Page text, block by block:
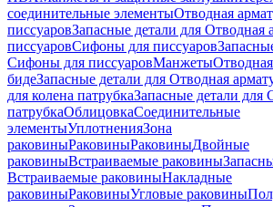
соединительные элементыОтводная
писсуаровЗапасные детали для Отводная
писсуаровCифоны для писсуаров
Cифоны для писсуаровМанжеты
бидеЗапасные детали для Отводная
для колена патрубкаЗапасные детали для
патрубкаОблицовкаСоединительные
элементыУплотненияЗона
раковиныРаковиныРаковиныДвойные
раковиныВстраиваемые раковины
Встраиваемые раковиныНакладные
раковиныРаковиныУгловые раковины